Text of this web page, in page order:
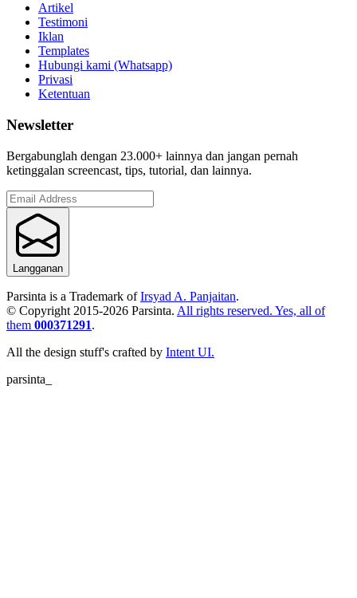
Artikel
Testimoni
Iklan
Templates
Hubungi kami (Whatsapp)
Privasi
Ketentuan
Newsletter
Bergabunglah dengan 23.000+ lainnya dan jangan pernah
ketinggalan screencast, tips, tutorial, dan lainnya.
Langganan
Parsinta is a Trademark of Irsyad A. Panjaitan.
© Copyright 2015-2026 Parsinta. All rights reserved. Yes, all of
them 000371291.
All the design stuff's crafted by Intent UI.
parsinta_